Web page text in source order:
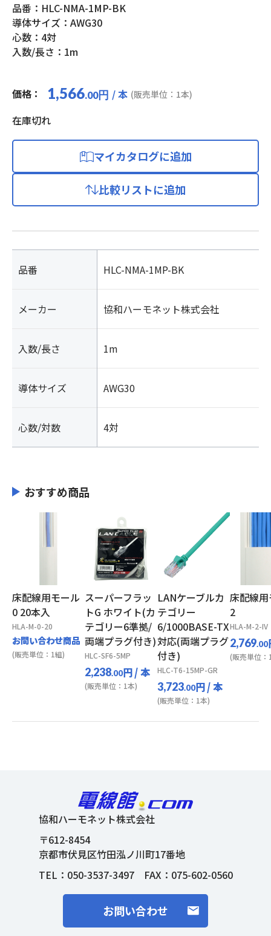
品番：HLC-NMA-1MP-BK
導体サイズ：AWG30
心数：4対
入数/長さ：1m
価格： 1,566.00円 / 本 (販売単位：1本)
在庫切れ
マイカタログに追加
比較リストに追加
品番 HLC-NMA-1MP-BK
メーカー 協和ハーモネット株式会社
入数/長さ 1m
導体サイズ AWG30
心数/対数 4対
おすすめ商品
床配線用モール
0 20本入
HLA-M-0-20
お問い合わせ商品
(販売単位：1組)
スーパーフラッ
トG ホワイト(カ
テゴリー6準拠/
両端プラグ付き)
HLC-SF6-5MP
2,238.00円/ 本
(販売単位：1本)
LANケーブルカ
テゴリー
6/1000BASE-TX
対応(両端プラグ
付き)
HLC-T6-15MP-GR
3,723.00円/ 本
(販売単位：1本)
床配線
2
HLA-M-2-IV
2,769.00
(販売単位：
協和ハーモネット株式会社
〒612-8454
京都市伏見区竹田泓ノ川町17番地
TEL： 050-3537-3497FAX：075-602-0560
お問い合わせ